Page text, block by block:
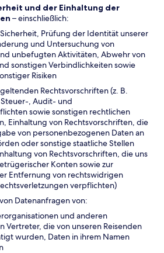
und der Einhaltung der
– einschließlich:
Prüfung der Identität unserer
und Untersuchung von
unbefugten Aktivitäten, Abwehr von
sonstigen Verbindlichkeiten sowie
Risiken
Rechtsvorschriften (z. B.
, Audit- und
sowie sonstigen rechtlichen
Einhaltung von Rechtsvorschriften, die
von personenbezogenen Daten an
oder sonstige staatliche Stellen
von Rechtsvorschriften, die uns
Konten sowie zur
Entfernung von rechtswidrigen
verpflichten)
Datenanfragen von:
und anderen
Vertreter, die von unseren Reisenden
wurden, Daten in ihrem Namen